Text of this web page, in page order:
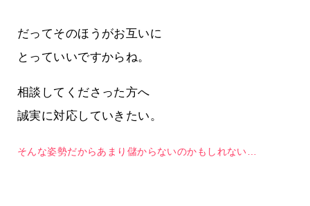
だってそのほうがお互いに
とっていいですからね。
相談してくださった方へ
誠実に対応していきたい。
そんな姿勢だからあまり儲からないのかもしれない…